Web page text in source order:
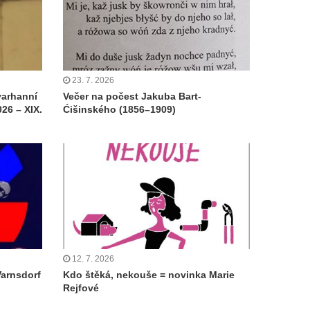
– XIX.
23. 7. 2026
Večer na počest Jakuba Bart-
Ćišinského (1856–1909)
12. 7. 2026
Kdo štěká, nekouše = novinka Marie
Rejfové